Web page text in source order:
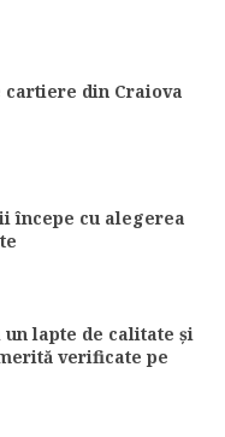
cartiere din Craiova
începe cu alegerea
un lapte de calitate și
verificate pe